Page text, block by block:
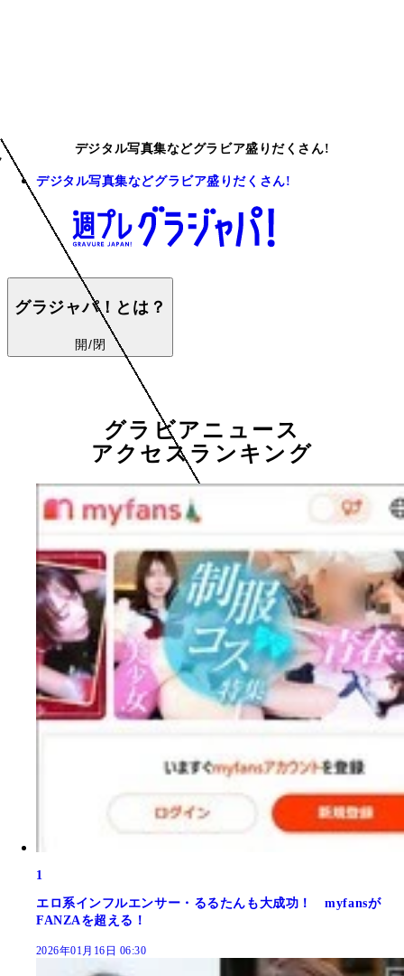
デジタル写真集などグラビア盛りだくさん!
デジタル写真集などグラビア盛りだくさん!
グラジャパ！とは？
開/閉
グラビアニュース
アクセスランキング
1
エロ系インフルエンサー・るるたんも大成功！ myfansが
FANZAを超える！
2026年01月16日 06:30